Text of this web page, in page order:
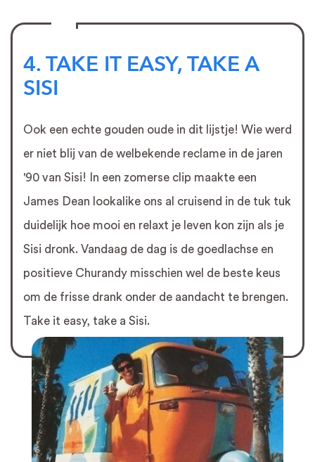
4. TAKE IT EASY, TAKE A
SISI
Ook een echte gouden oude in dit lijstje! Wie werd
er niet blij van de welbekende reclame in de jaren
'90 van Sisi! In een zomerse clip maakte een
James Dean lookalike ons al cruisend in de tuk tuk
duidelijk hoe mooi en relaxt je leven kon zijn als je
Sisi dronk. Vandaag de dag is de goedlachse en
positieve Churandy misschien wel de beste keus
om de frisse drank onder de aandacht te brengen.
Take it easy, take a Sisi.